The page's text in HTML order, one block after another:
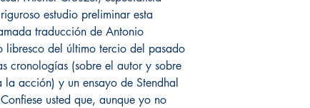
estudio preliminar esta
traducción de Antonio
libresco del último tercio del pasado
cronologías (sobre el autor y sobre
acción) y un ensayo de Stendhal
usted que, aunque yo no